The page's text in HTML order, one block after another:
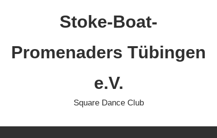
Stoke-Boat-
Promenaders Tübingen
e.V.
Square Dance Club